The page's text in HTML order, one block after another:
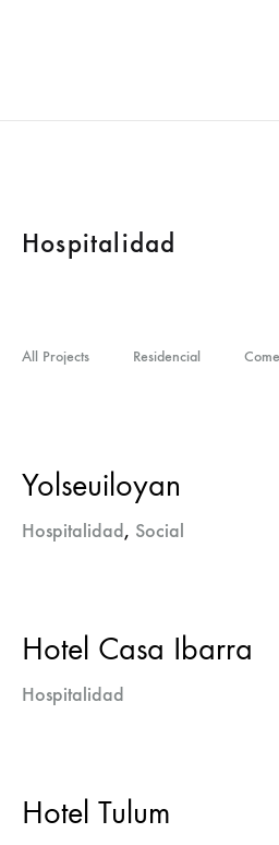
Hospitalidad
All Projects Residencial
Yolseuiloyan
Hospitalidad, Social
Hotel Casa Ibarra
Hospitalidad
Hotel Tulum